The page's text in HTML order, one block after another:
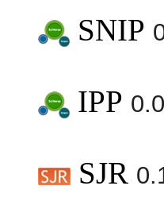
SNIP
IPP
SJR